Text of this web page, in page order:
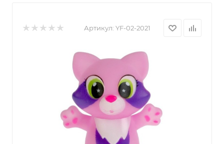
Артикул: YF-02-2021